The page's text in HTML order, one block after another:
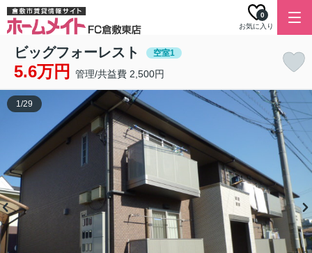
お気に入り
0
ビッグフォーレスト 空室1
5.6万円 管理/共益費 2,500円
1/29